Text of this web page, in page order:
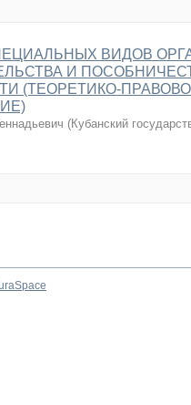
ВИДОВ
И
(ТЕОРЕТИКО-
(Кубанский